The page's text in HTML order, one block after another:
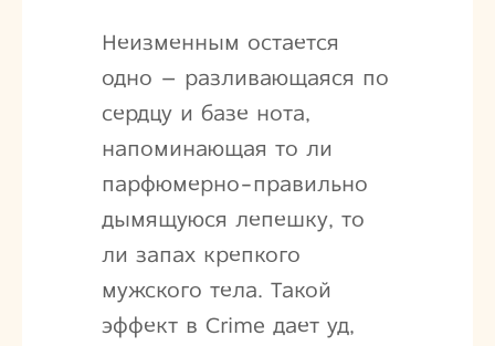
Неизменным остается
одно – разливающаяся по
сердцу и базе нота,
напоминающая то ли
парфюмерно-правильно
дымящуюся лепешку, то
ли запах крепкого
мужского тела. Такой
эффект в Crime дает уд,